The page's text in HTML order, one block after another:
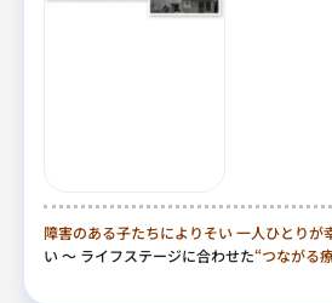
障害のある子たちによりそい 一人ひとりが
い ～ ライフステージに合わせた“つながる